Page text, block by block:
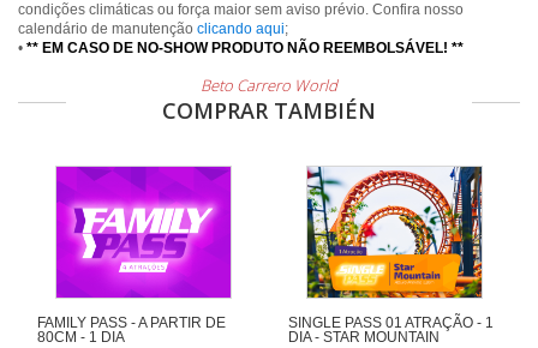
condições climáticas ou força maior sem aviso prévio. Confira nosso
calendário de manutenção clicando aqui;
• ** EM CASO DE NO-SHOW PRODUTO NÃO REEMBOLSÁVEL! **
Beto Carrero World
COMPRAR TAMBIÉN
FAMILY PASS - A PARTIR DE
80CM - 1 DIA
SINGLE PASS 01 ATRAÇÃO - 1
DIA - STAR MOUNTAIN